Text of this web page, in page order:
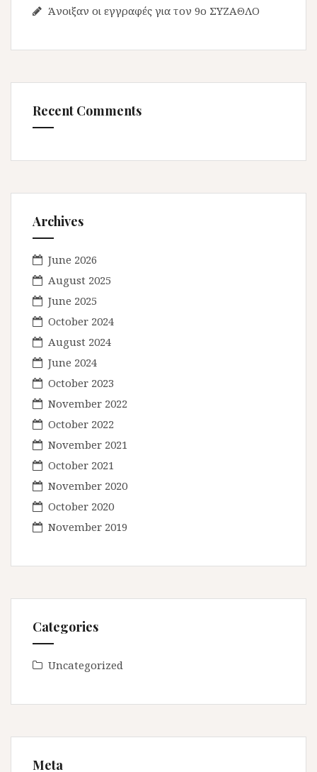
Άνοιξαν οι εγγραφές για τον 9ο ΣΥΖΑΘΛΟ
Recent Comments
Archives
June 2026
August 2025
June 2025
October 2024
August 2024
June 2024
October 2023
November 2022
October 2022
November 2021
October 2021
November 2020
October 2020
November 2019
Categories
Uncategorized
Meta